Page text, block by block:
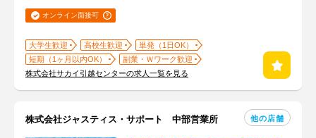
オンライン面接可
大学生歓迎 高校生歓迎
単発（1日OK）
短期（1ヶ月以内OK）
副業・Ｗワーク歓迎
株式会社サカイ引越センターの求人一覧を見る
株式会社ジャスティス・サポート 中部営業所 他の店舗